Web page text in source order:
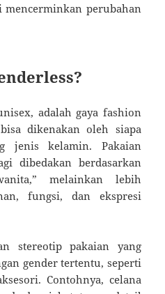
perubahan
adalah gaya fashion
dikenakan oleh siapa
jenis kelamin. Pakaian
dibedakan berdasarkan
melainkan lebih
fungsi, dan ekspresi
stereotip pakaian yang
gender tertentu, seperti
Contohnya, celana